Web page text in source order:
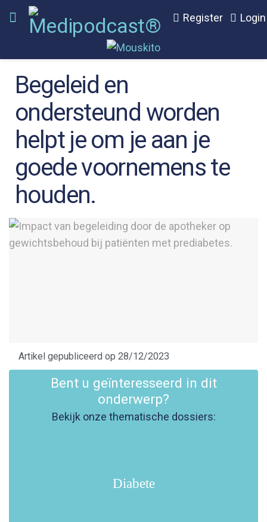
Register Login
Begeleid en
ondersteund worden
helpt je om je aan je
goede voornemens te
houden.
Artikel gepubliceerd op 28/12/2023
Bent u geïnteresseerd in dit
onderwerp?
Bekijk onze thematische dossiers:
Diabete